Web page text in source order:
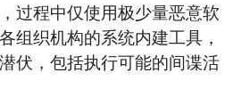
过程中仅使用极少量恶意软
组织机构的系统内建工具，
伏，包括执行可能的间谍活